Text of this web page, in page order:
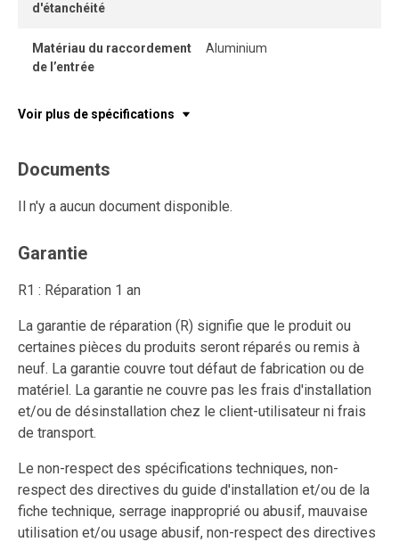
d'étanchéité
Matériau du raccordement
de l’entrée
Aluminium
Voir plus de spécifications
Documents
Il n'y a aucun document disponible.
Garantie
R1 : Réparation 1 an
La garantie de réparation (R) signifie que le produit ou
certaines pièces du produits seront réparés ou remis à
neuf. La garantie couvre tout défaut de fabrication ou de
matériel. La garantie ne couvre pas les frais d'installation
et/ou de désinstallation chez le client-utilisateur ni frais
de transport.
Le non-respect des spécifications techniques, non-
respect des directives du guide d'installation et/ou de la
fiche technique, serrage inapproprié ou abusif, mauvaise
utilisation et/ou usage abusif, non-respect des directives